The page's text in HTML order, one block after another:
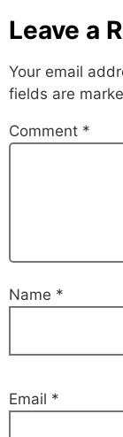
Leave a
Your email
fields are
Comment *
Name *
Email *